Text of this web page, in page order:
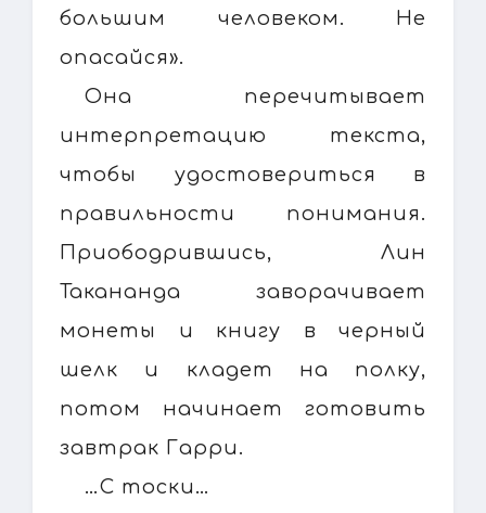
большим человеком. Не
опасайся».
Она перечитывает
интерпретацию текста,
чтобы удостовериться в
правильности понимания.
Приободрившись, Лин
Такананда заворачивает
монеты и книгу в черный
шелк и кладет на полку,
потом начинает готовить
завтрак Гарри.
…С тоски…